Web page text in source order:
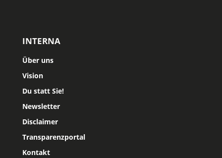
INTERNA
Über uns
Vision
Du statt Sie!
Newsletter
Disclaimer
Transparenzportal
Kontakt